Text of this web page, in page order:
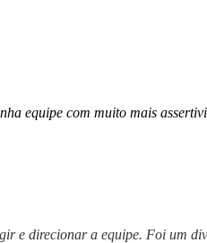
equipe com muito mais
e direcionar a equipe. Foi um